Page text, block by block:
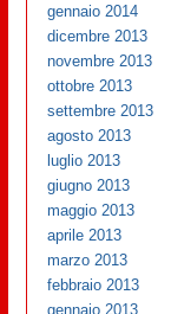
gennaio 2014
dicembre 2013
novembre 2013
ottobre 2013
settembre 2013
agosto 2013
luglio 2013
giugno 2013
maggio 2013
aprile 2013
marzo 2013
febbraio 2013
gennaio 2013